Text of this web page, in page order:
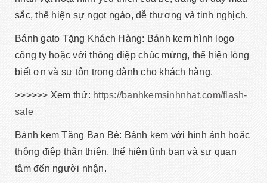
sắc, thể hiện sự ngọt ngào, dễ thương và tinh nghịch.
Bánh gato Tặng Khách Hàng: Bánh kem hình logo
công ty hoặc với thông điệp chúc mừng, thể hiện lòng
biết ơn và sự tôn trọng dành cho khách hàng.
>>>>>> Xem thử: https://banhkemsinhnhat.com/flash-
sale
Bánh kem Tặng Bạn Bè: Bánh kem với hình ảnh hoặc
thông điệp thân thiện, thể hiện tình bạn và sự quan
tâm đến người nhận.